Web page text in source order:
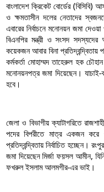
বাংলাদেশ ক্রিকেট বোর্ডের (বিসিবি)
ও ক্ষমতাসীন দলের নেতাদের
এবারের নির্বাচনে মনোনয়ন জমা
বিএনপির মন্ত্রী ও সংসদ
কয়েকজন আবার বিনা প্রতিদ্বন্দ্বিতায়
কর্মকর্তা মোহাম্মদ তাহেরুল হক
মনোনয়নপত্র জমা দিয়েছেন। যাচাই-
হবে।
জেলা ও বিভাগীয় ক্যাটাগরিতে
পদের বিপরীতে মাত্র একজন করে
প্রতিদ্বন্দ্বিতায় নির্বাচিত হচ্ছেন।
জমা দিয়েছেন মির্জা ফয়সল আমীন,
ফখরুল ইসলাম আলমগীর-এর ভাই।